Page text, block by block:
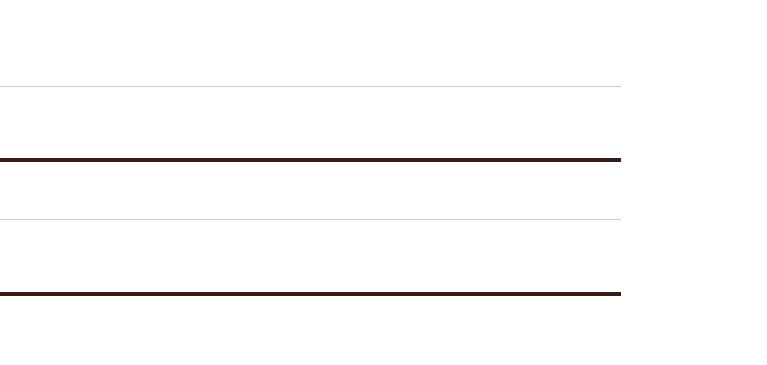
暴行罪 慰謝料